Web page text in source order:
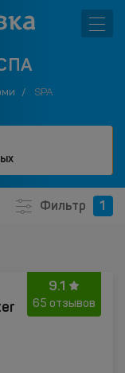
SPA
Фильтр 1
9.1
65 отзывов